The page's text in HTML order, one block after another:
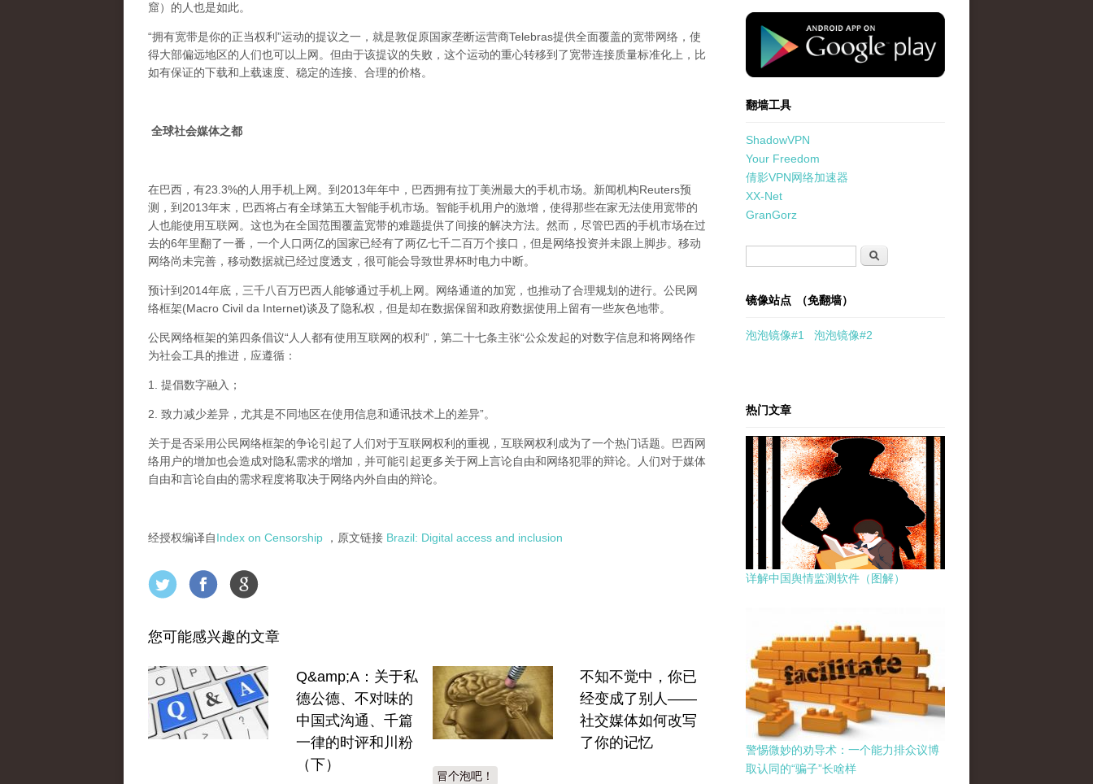
窟）的人也是如此。
“拥有宽带是你的正当权利”运动的提议之一，就是敦促原国家垄断运营商Telebras提供全面覆盖的宽带网络，使
得大部偏远地区的人们也可以上网。但由于该提议的失败，这个运动的重心转移到了宽带连接质量标准化上，比
如有保证的下载和上载速度、稳定的连接、合理的价格。
全球社会媒体之都
在巴西，有23.3%的人用手机上网。到2013年年中，巴西拥有拉丁美洲最大的手机市场。新闻机构Reuters预
测，到2013年末，巴西将占有全球第五大智能手机市场。智能手机用户的激增，使得那些在家无法使用宽带的
人也能使用互联网。这也为在全国范围覆盖宽带的难题提供了间接的解决方法。然而，尽管巴西的手机市场在过
去的6年里翻了一番，一个人口两亿的国家已经有了两亿七千二百万个接口，但是网络投资并未跟上脚步。移动
网络尚未完善，移动数据就已经过度透支，很可能会导致世界杯时电力中断。
预计到2014年底，三千八百万巴西人能够通过手机上网。网络通道的加宽，也推动了合理规划的进行。公民网
络框架(Macro Civil da Internet)谈及了隐私权，但是却在数据保留和政府数据使用上留有一些灰色地带。
公民网络框架的第四条倡议“人人都有使用互联网的权利”，第二十七条主张“公众发起的对数字信息和将网络作
为社会工具的推进，应遵循：
1. 提倡数字融入；
2. 致力减少差异，尤其是不同地区在使用信息和通讯技术上的差异”。
关于是否采用公民网络框架的争论引起了人们对于互联网权利的重视，互联网权利成为了一个热门话题。巴西网
络用户的增加也会造成对隐私需求的增加，并可能引起更多关于网上言论自由和网络犯罪的辩论。人们对于媒体
自由和言论自由的需求程度将取决于网络内外自由的辩论。
经授权编译自Index on Censorship ，原文链接 Brazil: Digital access and inclusion
您可能感兴趣的文章
Q&amp;A：关于私
德公德、不对味的
中国式沟通、千篇
一律的时评和川粉
（下）
不知不觉中，你已
经变成了别人——
社交媒体如何改写
了你的记忆
冒个泡吧！
standard-icon-googleplay-app-store.png
翻墙工具
ShadowVPN
Your Freedom
倩影VPN网络加速器
XX-Net
GranGorz
搜索
镜像站点 （免翻墙）
泡泡镜像#1 泡泡镜像#2
热门文章
详解中国舆情监测软件（图解）
警惕微妙的劝导术：一个能力排众议博
取认同的“骗子”长啥样